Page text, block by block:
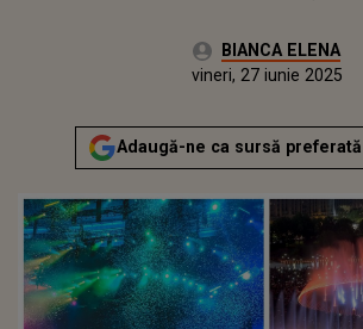
Autor:BIANCA ELENA
Actualizat:
vineri, 27 iunie 2025
Adaugă-ne ca sursă